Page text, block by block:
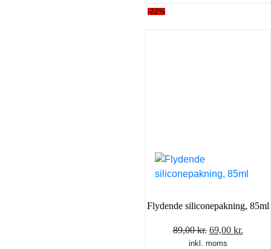
-22%
Flydende siliconepakning, 85ml
89,00kr. Den
oprindelige
69,00 kr.
inkl. moms